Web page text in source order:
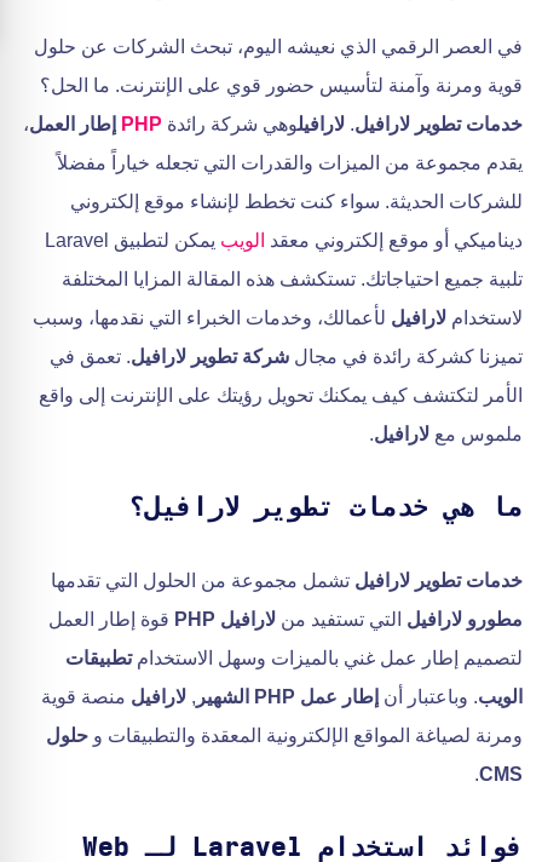
في العصر الرقمي الذي نعيشه اليوم، تبحث الشركات عن حلول
قوية ومرنة وآمنة لتأسيس حضور قوي على الإنترنت. ما الحل؟
خدمات تطوير لارافيل. لارافيلوهي شركة رائدة PHP إطار العمل،
يقدم مجموعة من الميزات والقدرات التي تجعله خياراً مفضلاً
للشركات الحديثة. سواء كنت تخطط لإنشاء موقع إلكتروني
ديناميكي أو موقع إلكتروني معقد الويب
يمكن لتطبيق Laravel
تلبية جميع احتياجاتك. تستكشف هذه المقالة المزايا المختلفة
لاستخدام لارافيل لأعمالك، وخدمات الخبراء التي نقدمها، وسبب
تميزنا كشركة رائدة في مجال شركة تطوير لارافيل. تعمق في
الأمر لتكتشف كيف يمكنك تحويل رؤيتك على الإنترنت إلى واقع
ملموس مع لارافيل.
ما هي خدمات تطوير لارافيل؟
خدمات تطوير لارافيل تشمل مجموعة من الحلول التي تقدمها
مطورو لارافيل التي تستفيد من لارافيل PHP
قوة إطار العمل
لتصميم إطار عمل غني بالميزات وسهل الاستخدامتطبيقات
الويب. وباعتبار أن إطار عمل PHP الشهير , لارافيل منصة قوية
ومرنة لصياغة المواقع الإلكترونية المعقدة والتطبيقات و حلول
CMS
.
فوائد استخدام Laravel لـ Web